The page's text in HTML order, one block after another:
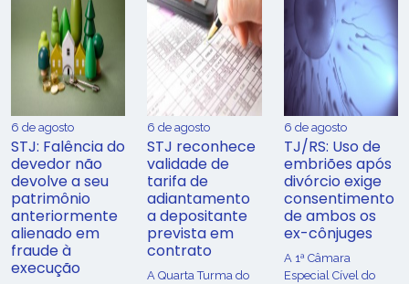
6 de agosto
STJ: Falência do
devedor não
devolve a seu
patrimônio
anteriormente
alienado em
fraude à
execução
6 de agosto
STJ reconhece
validade de
tarifa de
adiantamento
a depositante
prevista em
contrato
A Quarta Turma do
6 de agosto
TJ/RS: Uso de
embriões após
divórcio exige
consentimento
de ambos os
ex-cônjuges
A 1ª Câmara
Especial Cível do